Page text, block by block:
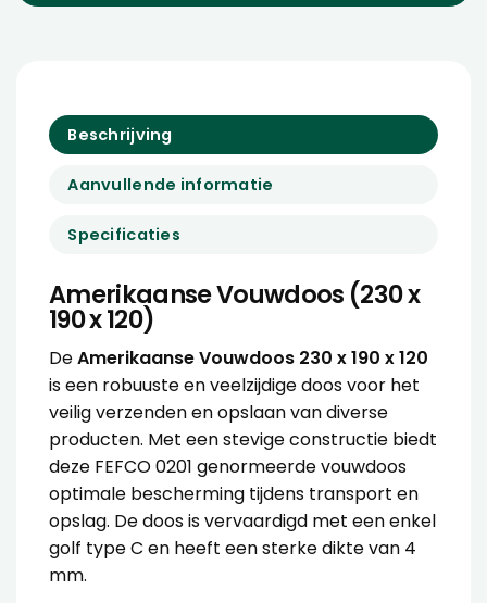
Beschrijving
Aanvullende informatie
Specificaties
Amerikaanse Vouwdoos (230 x
190 x 120)
DeAmerikaanse Vouwdoos 230 x 190 x 120
is een robuuste en veelzijdige doos voor het
veilig verzenden en opslaan van diverse
producten. Met een stevige constructie biedt
deze FEFCO 0201 genormeerde vouwdoos
optimale bescherming tijdens transport en
opslag. De doos is vervaardigd met een enkel
golf type C en heeft een sterke dikte van 4
mm.